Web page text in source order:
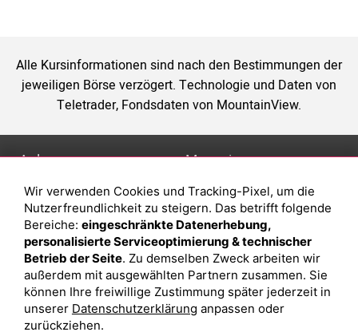
Alle Kursinformationen sind nach den Bestimmungen der
jeweiligen Börse verzögert. Technologie und Daten von
Teletrader, Fondsdaten von MountainView.
Anlage
Depot eröffnen
Depot vergleichen
Junior Depot
Top-Seller-Fonds
Top-Fonds
Fonds-Suche
Magazin
Was sind sind ETFs?
Sparplan Vorteile
Was ist ein Fonds?
Wir verwenden Cookies und Tracking-Pixel, um die
Nutzerfreundlichkeit zu steigern. Das betrifft folgende
Bereiche: eingeschränkte Datenerhebung,
personalisierte Serviceoptimierung & technischer
Betrieb der Seite. Zu demselben Zweck arbeiten wir
außerdem mit ausgewählten Partnern zusammen. Sie
können Ihre freiwillige Zustimmung später jederzeit in
unserer Datenschutzerklärung anpassen oder
zurückziehen.